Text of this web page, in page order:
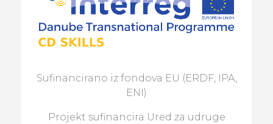
Sufinancirano iz fondova EU (ERDF, IPA,
ENI)
Projekt sufinancira Ured za udruge